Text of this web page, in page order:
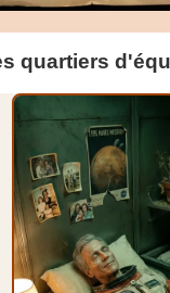
quartiers